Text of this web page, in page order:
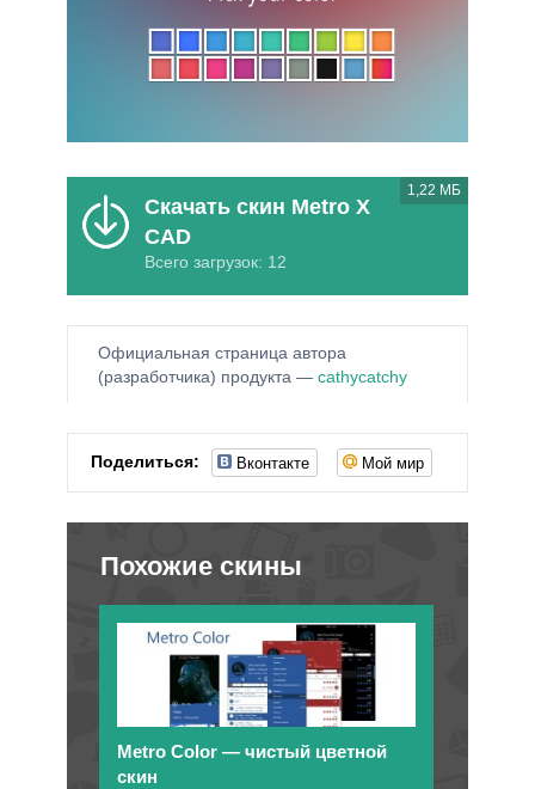
Скачать скин Metro X
CAD
Всего загрузок: 12
1,22 МБ
Официальная страница автора
(разработчика) продукта — cathycatchy
Поделиться: Вконтакте Мой мир
Похожие скины
Metro Color — чистый цветной
скин